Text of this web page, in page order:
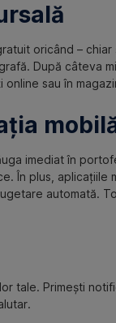
oricând –
După câteva
sau în
imediat în
În plus, aplicațiile
automată.
tale. Primești